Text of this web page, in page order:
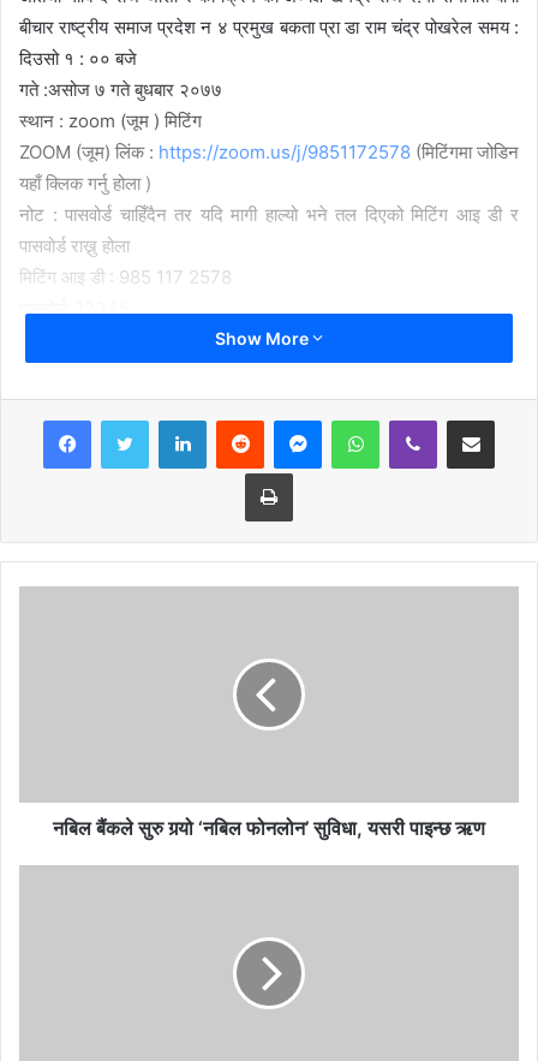
बीचार राष्ट्रीय समाज प्रदेश न ४ प्रमुख बकता प्रा डा राम चंद्र पोखरेल समय :
दिउसो १ : ०० बजे
गते :असोज ७ गते बुधबार २०७७
स्थान : zoom (जूम ) मिटिंग
ZOOM (जूम) लिंक : https://zoom.us/j/9851172578 (मिटिंगमा जोडिन
यहाँ क्लिक गर्नु होला )
नोट : पासवोर्ड चाहिँदैन तर यदि मागी हाल्यो भने तल दिएको मिटिंग आइ डी र
पासवोर्ड राख्नु होला
मिटिंग आइ डी : 985 117 2578
पासवोर्ड: 12345
यो मीटिंग फेसबुकमा पनी प्रत्यक्ष प्रसारण गरिने छ ।
https://www.facebook.com/joshigovindaraj/
Show More
Print
नबिल बैंकले सुरु गर्‍यो ‘नबिल फोनलोन’ सुविधा, यसरी पाइन्छ ऋण